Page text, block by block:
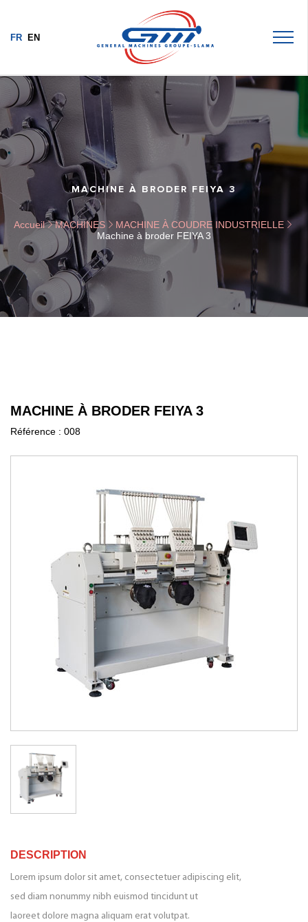
FR EN
MACHINE À BRODER FEIYA 3
Accueil MACHINES
MACHINE À COUDRE INDUSTRIELLE
Machine à broder FEIYA 3
MACHINE À BRODER FEIYA 3
Référence : 008
DESCRIPTION
Lorem ipsum dolor sit amet, consectetuer adipiscing elit,
sed diam nonummy nibh euismod tincidunt ut
laoreet dolore magna aliquam erat volutpat.